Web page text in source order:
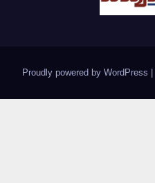
Proudly powered by WordPress